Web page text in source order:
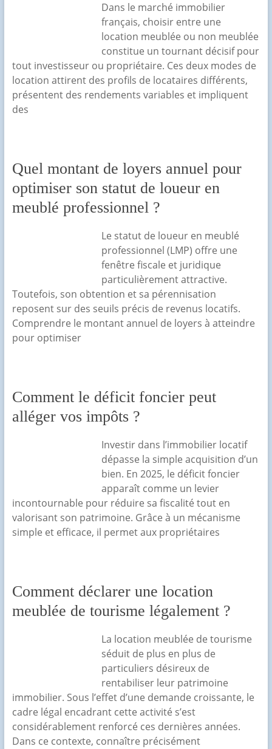
Dans le marché immobilier
français, choisir entre une
location meublée ou non meublée
constitue un tournant décisif pour
tout investisseur ou propriétaire. Ces deux modes de
location attirent des profils de locataires différents,
présentent des rendements variables et impliquent
des
Quel montant de loyers annuel pour
optimiser son statut de loueur en
meublé professionnel ?
Le statut de loueur en meublé
professionnel (LMP) offre une
fenêtre fiscale et juridique
particulièrement attractive.
Toutefois, son obtention et sa pérennisation
reposent sur des seuils précis de revenus locatifs.
Comprendre le montant annuel de loyers à atteindre
pour optimiser
Comment le déficit foncier peut
alléger vos impôts ?
Investir dans l’immobilier locatif
dépasse la simple acquisition d’un
bien. En 2025, le déficit foncier
apparaît comme un levier
incontournable pour réduire sa fiscalité tout en
valorisant son patrimoine. Grâce à un mécanisme
simple et efficace, il permet aux propriétaires
Comment déclarer une location
meublée de tourisme légalement ?
La location meublée de tourisme
séduit de plus en plus de
particuliers désireux de
rentabiliser leur patrimoine
immobilier. Sous l’effet d’une demande croissante, le
cadre légal encadrant cette activité s’est
considérablement renforcé ces dernières années.
Dans ce contexte, connaître précisément